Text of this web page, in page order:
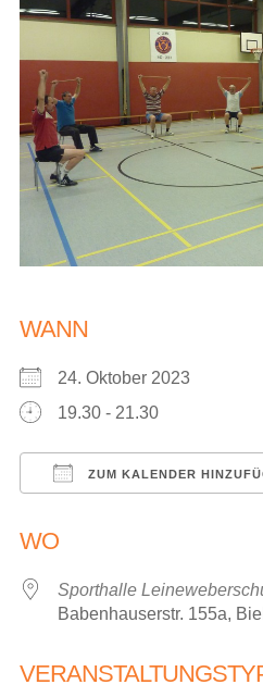
WANN
24. Oktober 2023
19.30 - 21.30
ZUM KALENDER
WO
Sporthalle
Babenhauserstr. 155a,